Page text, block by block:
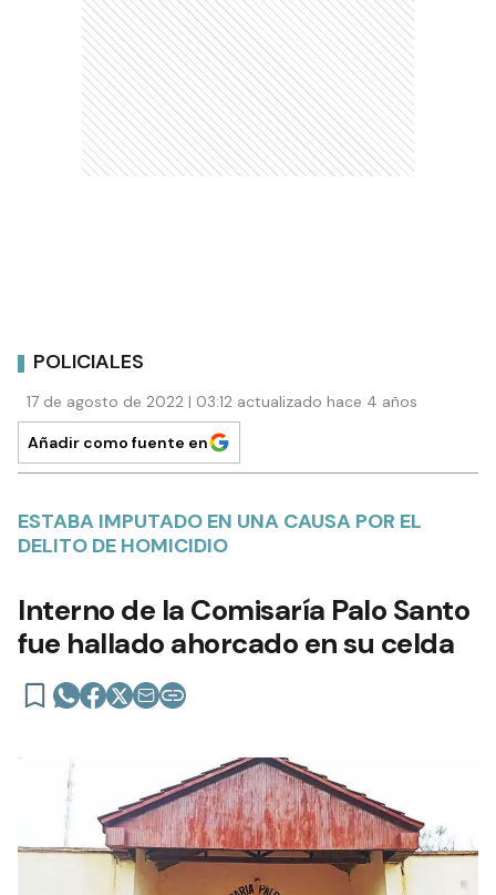
POLICIALES
17 de agosto de 2022 | 03:12 actualizado hace 4 años
Añadir como fuente en
ESTABA IMPUTADO EN UNA CAUSA POR EL
DELITO DE HOMICIDIO
Interno de la Comisaría Palo Santo
fue hallado ahorcado en su celda